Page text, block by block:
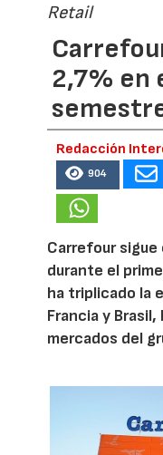
Retail
2,7% en
Redacción
904
Carrefour sigue
durante el
ha triplicado la
Francia y
mercados del